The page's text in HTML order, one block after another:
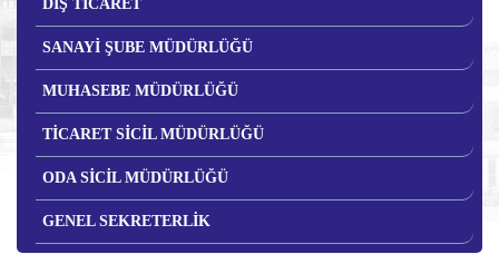
DIŞ TİCARET
SANAYİ ŞUBE MÜDÜRLÜĞÜ
MUHASEBE MÜDÜRLÜĞÜ
TİCARET SİCİL MÜDÜRLÜĞÜ
ODA SİCİL MÜDÜRLÜĞÜ
GENEL SEKRETERLİK